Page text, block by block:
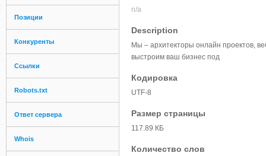
Позиции
Конкуренты
Ссылки
Robots.txt
Ответ сервера
Whois
n/a
Description
Мы – архитекторы онлайн проектов,
выстроим ваш бизнес под
Кодировка
UTF-8
Размер страницы
117.89 КБ
Количество слов